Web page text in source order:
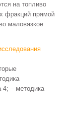
на топливо
фракций прямой
маловязкое
4; – методика